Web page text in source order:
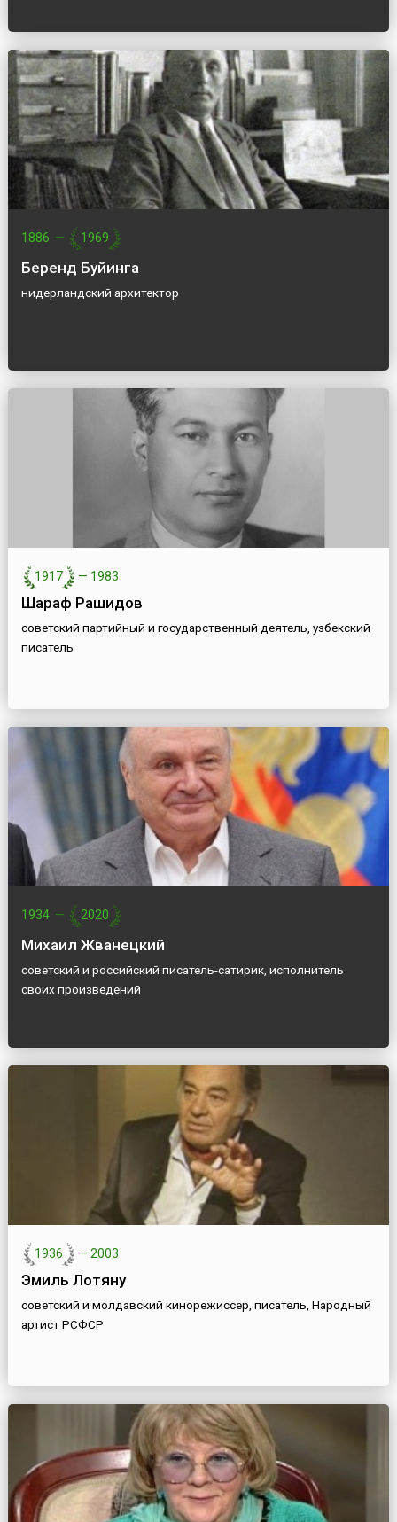
1886 — 1969
Беренд Буйинга
нидерландский архитектор
1917 — 1983
Шараф Рашидов
советский партийный и государственный деятель, узбекский
писатель
1934 — 2020
Михаил Жванецкий
советский и российский писатель-сатирик, исполнитель
своих произведений
1936 — 2003
Эмиль Лотяну
советский и молдавский кинорежиссер, писатель, Народный
артист РСФСР